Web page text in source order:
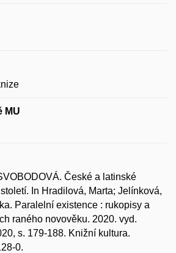
MU
České a latinské
In Hradilová, Marta; Jelínková,
Paralelní existence : rukopisy a
raného novověku. 2020. vyd.
s. 179-188. Knižní kultura.
0.